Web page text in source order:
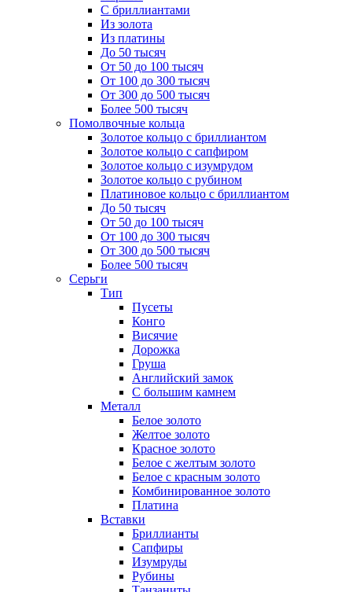
С бриллиантами
Из золота
Из платины
До 50 тысяч
От 50 до 100 тысяч
От 100 до 300 тысяч
От 300 до 500 тысяч
Более 500 тысяч
Помолвочные кольца
Золотое кольцо с бриллиантом
Золотое кольцо с сапфиром
Золотое кольцо с изумрудом
Золотое кольцо с рубином
Платиновое кольцо с бриллиантом
До 50 тысяч
От 50 до 100 тысяч
От 100 до 300 тысяч
От 300 до 500 тысяч
Более 500 тысяч
Серьги
Тип
Пусеты
Конго
Висячие
Дорожка
Груша
Английский замок
С большим камнем
Металл
Белое золото
Желтое золото
Красное золото
Белое с желтым золото
Белое с красным золото
Комбинированное золото
Платина
Вставки
Бриллианты
Сапфиры
Изумруды
Рубины